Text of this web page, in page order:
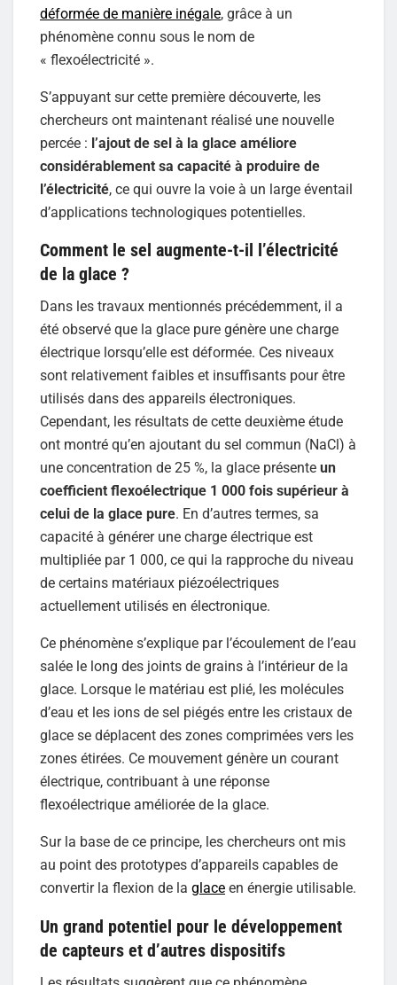
déformée de manière inégale, grâce à un
phénomène connu sous le nom de
« flexoélectricité ».
S’appuyant sur cette première découverte, les
chercheurs ont maintenant réalisé une nouvelle
percée : l’ajout de sel à la glace améliore
considérablement sa capacité à produire de
l’électricité, ce qui ouvre la voie à un large éventail
d’applications technologiques potentielles.
Comment le sel augmente-t-il l’électricité
de la glace ?
Dans les travaux mentionnés précédemment, il a
été observé que la glace pure génère une charge
électrique lorsqu’elle est déformée. Ces niveaux
sont relativement faibles et insuffisants pour être
utilisés dans des appareils électroniques.
Cependant, les résultats de cette deuxième étude
ont montré qu’en ajoutant du sel commun (NaCl) à
une concentration de 25 %, la glace présente un
coefficient flexoélectrique 1 000 fois supérieur à
celui de la glace pure. En d’autres termes, sa
capacité à générer une charge électrique est
multipliée par 1 000, ce qui la rapproche du niveau
de certains matériaux piézoélectriques
actuellement utilisés en électronique.
Ce phénomène s’explique par l’écoulement de l’eau
salée le long des joints de grains à l’intérieur de la
glace. Lorsque le matériau est plié, les molécules
d’eau et les ions de sel piégés entre les cristaux de
glace se déplacent des zones comprimées vers les
zones étirées. Ce mouvement génère un courant
électrique, contribuant à une réponse
flexoélectrique améliorée de la glace.
Sur la base de ce principe, les chercheurs ont mis
au point des prototypes d’appareils capables de
convertir la flexion de la glace en énergie utilisable.
Un grand potentiel pour le développement
de capteurs et d’autres dispositifs